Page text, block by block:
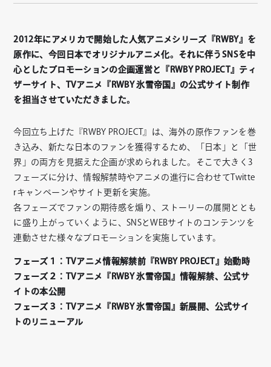
2012年にアメリカで開始した人気アニメシリーズ『RWBY』を
原作に、今回日本でオリジナルアニメ化。それに伴うSNSを中
心としたプロモーションの企画運営と『RWBY PROJECT』ティ
ザーサイト、TVアニメ『RWBY 氷雪帝国』の公式サイト制作
を担当させていただきました。
今回立ち上げた『RWBY PROJECT』は、海外の原作ファンを巻
き込み、新たな日本のファンを獲得するため、「日本」と「世
界」の両方を見据えた企画が求められました。そこで大きく3
フェーズに分け、情報解禁時やアニメの進行に合わせてTwitte
rキャンペーンやサイト更新を実施。
各フェーズでファンの期待感を煽り、ストーリーの展開ととも
に盛り上がっていくように、SNSとWEBサイトのコンテンツを
連動させた様々なプロモーションを実施しています。
フェーズ１：TVアニメ情報解禁前『RWBY PROJECT』始動時
フェーズ２：TVアニメ『RWBY 氷雪帝国』情報解禁、公式サ
イトの本公開
フェーズ３：TVアニメ『RWBY 氷雪帝国』新展開、公式サイ
トのリニューアル